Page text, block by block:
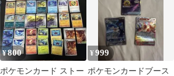
¥800
ポケモンカード ストー
¥999
ポケモンカードブース